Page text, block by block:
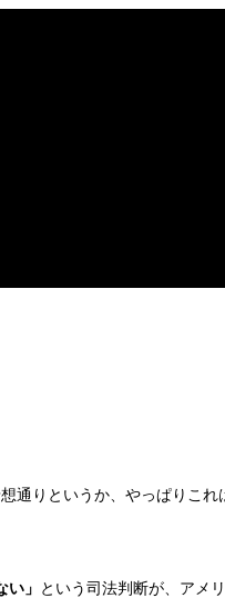
通りというか、やっぱりこれ
」
という司法判断が、アメ